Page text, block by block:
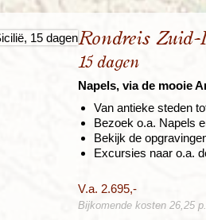
Rondreis
15 dagen
Napels, via de mooie
Van antieke steden
Bezoek o.a. Napels
Bekijk de
Excursies naar o.a.
V.a. 2.695,-
Bijkomende kosten 26,25